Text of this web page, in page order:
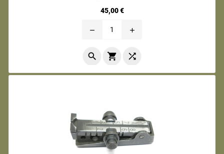
45,00 €Prix
remove add
  